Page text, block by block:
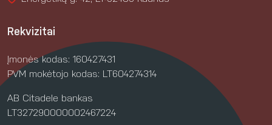
Rekvizitai
Įmonės kodas: 160427431
PVM mokėtojo kodas: LT604274314
AB Citadele bankas
LT327290000002467224